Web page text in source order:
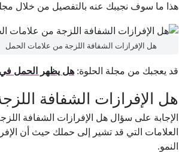
هذا ما سوف نجيبك عنه بالتفصيل من خلال
هل الإفرازات الشفافة اللزجة من علامات الحمل
قد يعجبك من مجلة الحلوة: هل يظهر الحمل في
هل الإفرازات الشفافة
الإجابة على سؤال هل الإفرازات الشفافة
العلامات التي قد تشير إلى حملك حيث أن
النمو.